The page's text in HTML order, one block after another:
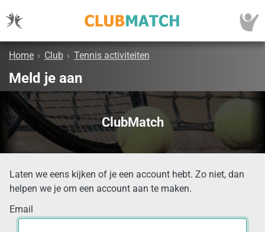
Home › Club › Tennis activiteiten
Meld je aan
ClubMatch
Laten we eens kijken of je een account hebt. Zo niet, dan
helpen we je om een account aan te maken.
Email